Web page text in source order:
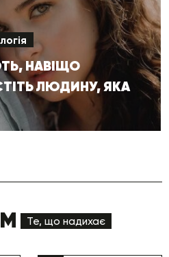
НАВІЩО
ЛЮДИНУ, ЯКА
Те, що надихає